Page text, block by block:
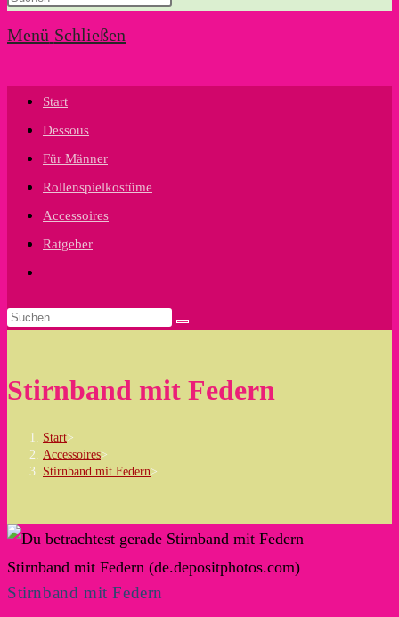
umschalten
Menü Schließen
Start
Dessous
Für Männer
Rollenspielkostüme
Accessoires
Ratgeber
umschalten
Stirnband mit Federn
Start>
Accessoires>
Stirnband mit Federn>
Stirnband mit Federn (de.depositphotos.com)
Stirnband mit Federn